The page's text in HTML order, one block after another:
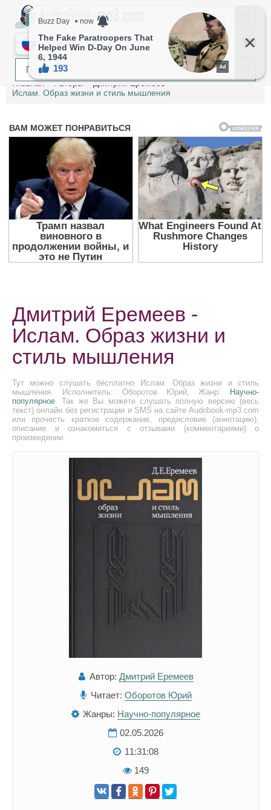
МЕНЮ
RU
Главная Авторы
Дмитрий Еремеев
Ислам. Образ жизни и стиль мышления
Дмитрий Еремеев -
Ислам. Образ жизни и
стиль мышления
Тут можно слушать бесплатно Ислам. Образ жизни и стиль
мышления. Исполнитель: Оборотов Юрий, Жанр:
Научно-
популярное. Так же Вы можете слушать полную версию (весь
текст) онлайн без регистрации и SMS на сайте Audobook-mp3.com
или прочесть краткое содержание, предисловие (аннотацию),
описание и ознакомиться с отзывами (комментариями) о
произведении.
Автор: Дмитрий Еремеев
Читает: Оборотов Юрий
Жанры: Научно-популярное
02.05.2026
11:31:08
149